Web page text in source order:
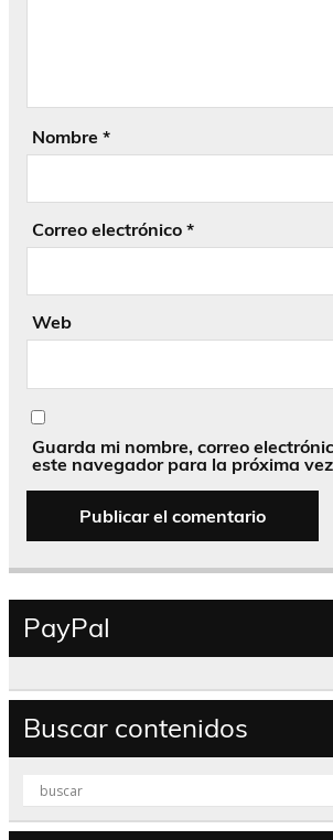
Nombre *
Correo electrónico *
Web
Guarda mi nombre, correo
este navegador para la próxima
PayPal
Buscar contenidos